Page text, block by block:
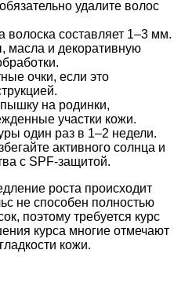
удалите волос
волоска составляет 1–3 мм.
масла и декоративную
очки, если это
на родинки,
участки кожи.
один раз в 1–2 недели.
активного солнца и
с SPF-защитой.
роста происходит
не способен полностью
поэтому требуется курс
курса многие отмечают
кожи.